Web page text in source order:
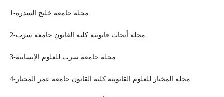
1-مجلة جامعة خليج السدرة.
2-مجلة أبحاث قانونية كلية القانون جامعة سرت
3-مجلة جامعة سرت للعلوم الإنسانية
4-مجلة المختار للعلوم القانونية كلية القانون جامعة عمر المحتار